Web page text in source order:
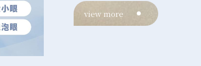
view more